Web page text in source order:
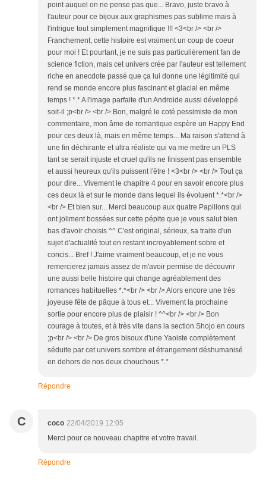
point auquel on ne pense pas que... Bravo, juste bravo à
l'auteur pour ce bijoux aux graphismes pas sublime mais à
l'intrigue tout simplement magnifique !!! <3<br /> <br />
Franchement, cette histoire est vraiment un coup de coeur
pour moi ! Et pourtant, je ne suis pas particulièrement fan de
science fiction, mais cet univers crée par l'auteur est tellement
riche en anecdote passé que ça lui donne une légitimité qui
rend se monde encore plus fascinant et glacial en même
temps ! *.* A l'image parfaite d'un Androide aussi développé
soit-il ;p<br /> <br /> Bon, malgré le coté pessimiste de mon
commentaire, mon âme de romantique espère un Happy End
pour ces deux là, mais en même temps... Ma raison s'attend à
une fin déchirante et ultra réaliste qui va me mettre un PLS
tant se serait injuste et cruel qu'ils ne finissent pas ensemble
et aussi heureux qu'ils puissent l'être ! <3<br /> <br /> Tout ça
pour dire... Vivement le chapitre 4 pour en savoir encore plus
ces deux là et sur le monde dans lequel ils évoluent *.*<br />
<br /> Et bien sur... Merci beaucoup aux quatre Papillons qui
ont joliment bossées sur cette pépite que je vous salut bien
bas d'avoir choisis ^^ C'est original, sérieux, sa traite d'un
sujet d'actualité tout en restant incroyablement sobre et
concis... Bref ! J'aime vraiment beaucoup, et je ne vous
remercierez jamais assez de m'avoir permise de découvrir
une aussi belle histoire qui change agréablement des
romances habituelles *.*<br /> <br /> Alors encore une très
joyeuse fête de pâque à tous et... Vivement la prochaine
sortie pour encore plus de plaisir ! ^^<br /> <br /> Bon
courage à toutes, et à très vite dans la section Shojo en cours
;p<br /> <br /> De gros bisoux d'une Yaoiste complètement
séduite par cet univers sombre et étrangement déshumanisé
en dehors de nos deux chouchous *.*
Répondre
C coco 22/04/2019 12:05
Merci pour ce nouveau chapitre et votre travail.
Répondre